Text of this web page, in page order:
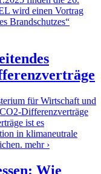
wird einen Vortrag
Brandschutzes“
für Wirtschaft und
Differenzverträge
ist es
in klimaneutrale
mehr ›
Wie